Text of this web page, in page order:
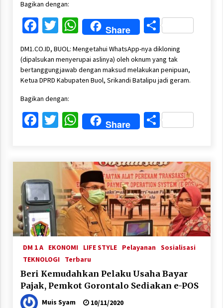
Bagikan dengan:
Facebook
Twitter
WhatsApp
Share Share
DM1.CO.ID, BUOL: Mengetahui WhatsApp-nya dikloning
(dipalsukan menyerupai aslinya) oleh oknum yang tak
bertanggungjawab dengan maksud melakukan penipuan,
Ketua DPRD Kabupaten Buol, Srikandi Batalipu jadi geram.
Bagikan dengan:
Facebook
Twitter
WhatsApp
Share Share
DM 1 A EKONOMI LIFE STYLE Pelayanan Sosialisasi
TEKNOLOGI
Terbaru
Beri Kemudahkan Pelaku Usaha Bayar
Pajak, Pemkot Gorontalo Sediakan e-POS
Muis Syam 10/11/2020